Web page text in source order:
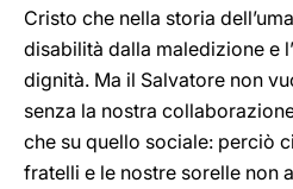
Cristo che nella storia
disabilità dalla maledizione e
dignità. Ma il Salvatore non
senza la nostra
che su quello sociale: perciò
fratelli e le nostre sorelle non